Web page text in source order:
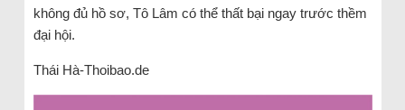
không đủ hồ sơ, Tô Lâm có thể thất bại ngay trước thềm
đại hội.
Thái Hà-Thoibao.de